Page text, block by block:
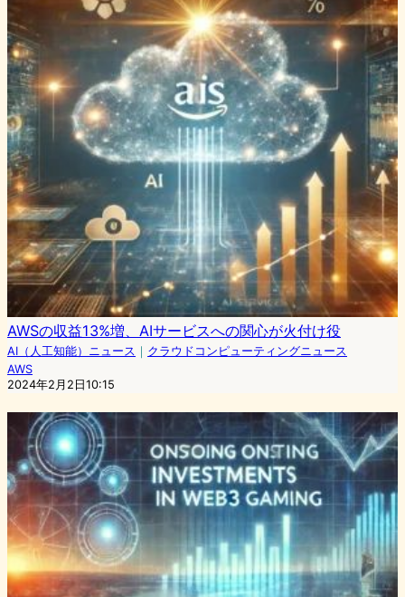
AWSの収益13%増、AIサービスへの関心が火付け役
AI（人工知能）ニュース ｜ クラウドコンピューティングニュース
AWS
2024年2月2日10:15